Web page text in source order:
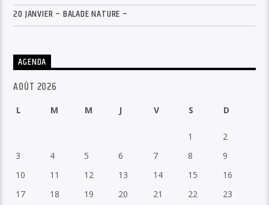
20 JANVIER – BALADE NATURE –
AGENDA
AOÛT 2026
L M M J V S D
1
2
3
4 5 6 7 8
9
10
11 12 13 14 15
16
17
18 19 20 21 22
23